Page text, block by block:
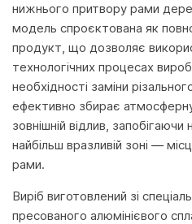
нижнього притвору рами
модель спроєктована як
продукт, що дозволяє
технологічних процесах
необхідності заміни
ефективно збирає
зовнішній відлив,
найбільш вразливій зоні —
рами.
Виріб виготовлений зі
пресованого алюмінієвого